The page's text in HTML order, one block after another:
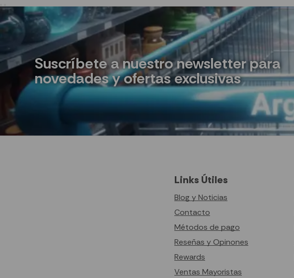
Suscríbete a nuestro newsletter para
novedades y ofertas exclusivas
Links Útiles
Blog y Noticias
Contacto
Métodos de pago
Reseñas y Opinones
Rewards
Ventas Mayoristas